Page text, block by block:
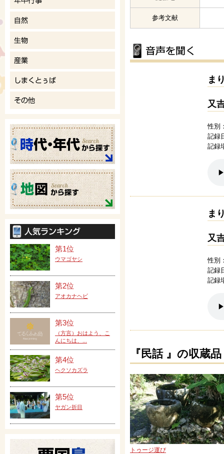
参考文献
ま
又
性別
記録
記録
ま
又
性別
記録
記録
『民話 』の収蔵品
トゥージ運び
第1位
ウマゴヤシ
第2位
アオカナヘビ
第3位
（方言）おはよう、こ
んにちは、...
第4位
ヘクソカズラ
第5位
ヤガン折目